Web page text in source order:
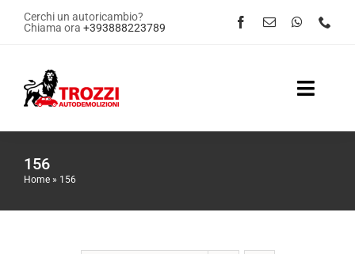
SaltaCerchi un autoricambio?
Chiama ora +393888223789
Toggle
156
Home » 156